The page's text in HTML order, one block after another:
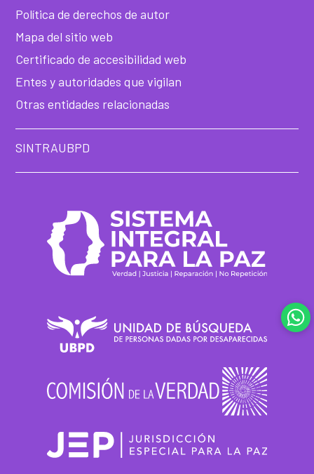
Política de derechos de autor
Mapa del sitio web
Certificado de accesibilidad web
Entes y autoridades que vigilan
Otras entidades relacionadas
SINTRAUBPD